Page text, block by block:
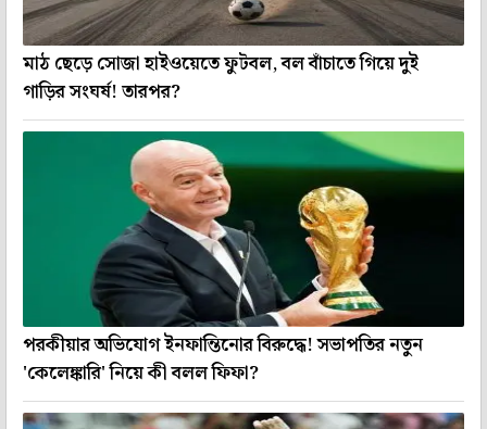
মাঠ ছেড়ে সোজা হাইওয়েতে ফুটবল, বল বাঁচাতে গিয়ে দুই
গাড়ির সংঘর্ষ! তারপর?
পরকীয়ার অভিযোগ ইনফান্তিনোর বিরুদ্ধে! সভাপতির নতুন
'কেলেঙ্কারি' নিয়ে কী বলল ফিফা?